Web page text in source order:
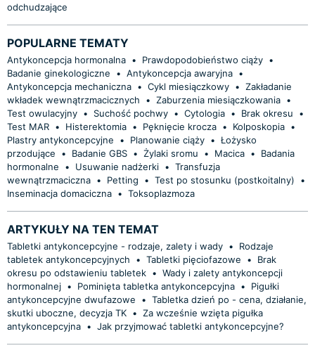
odchudzające
POPULARNE TEMATY
Antykoncepcja hormonalna • Prawdopodobieństwo ciąży •
Badanie ginekologiczne
• Antykoncepcja awaryjna •
Antykoncepcja mechaniczna • Cykl miesiączkowy • Zakładanie
wkładek wewnątrzmacicznych
• Zaburzenia miesiączkowania •
Test owulacyjny • Suchość pochwy • Cytologia • Brak okresu
•
Test MAR • Histerektomia • Pęknięcie krocza • Kolposkopia •
Plastry antykoncepcyjne
• Planowanie ciąży • Łożysko
przodujące
• Badanie GBS • Żylaki sromu • Macica •
Badania
hormonalne
• Usuwanie nadżerki • Transfuzja
wewnątrzmaciczna • Petting • Test po stosunku (postkoitalny)
•
Inseminacja domaciczna • Toksoplazmoza
ARTYKUŁY NA TEN TEMAT
Tabletki antykoncepcyjne - rodzaje, zalety i wady •
Rodzaje
tabletek antykoncepcyjnych
• Tabletki pięciofazowe •
Brak
okresu po odstawieniu tabletek • Wady i zalety antykoncepcji
hormonalnej • Pominięta tabletka antykoncepcyjna •
Pigułki
antykoncepcyjne dwufazowe
• Tabletka dzień po - cena, działanie,
skutki uboczne, decyzja TK • Za wcześnie wzięta pigułka
antykoncepcyjna • Jak przyjmować tabletki antykoncepcyjne?